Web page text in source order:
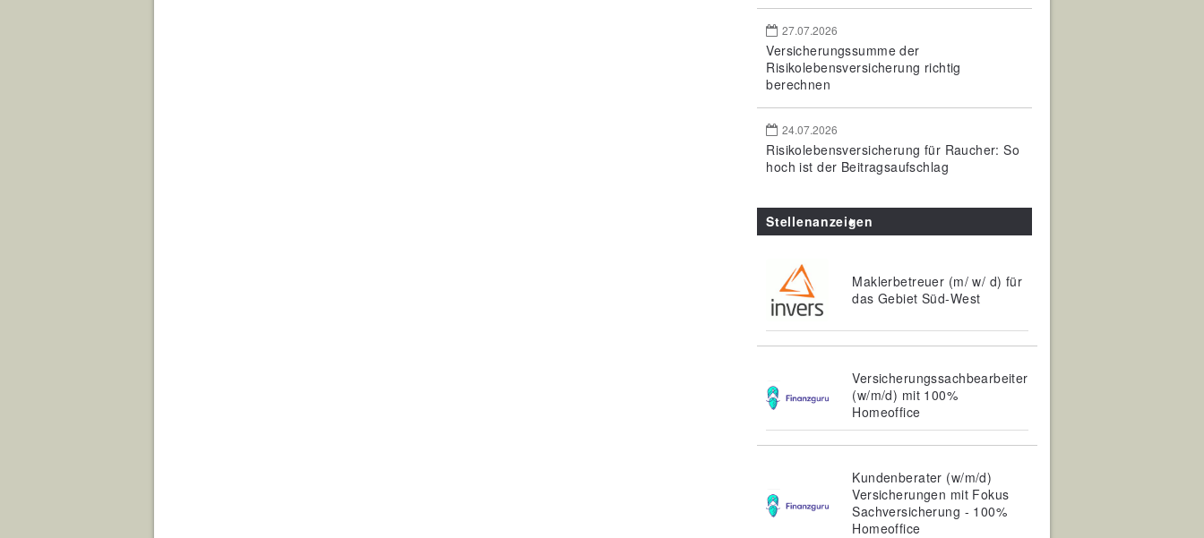
27.07.2026
Versicherungssumme der
Risikolebensversicherung richtig
berechnen
24.07.2026
Risikolebensversicherung für Raucher: So
hoch ist der Beitragsaufschlag
Stellenanzeigen
Maklerbetreuer (m/ w/ d) für
das Gebiet Süd-West
Versicherungssachbearbeiter
(w/m/d) mit 100%
Homeoffice
Kundenberater (w/m/d)
Versicherungen mit Fokus
Sachversicherung - 100%
Homeoffice